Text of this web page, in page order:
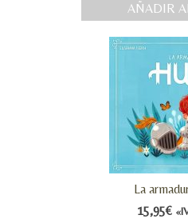
AÑADIR
La
15,95€